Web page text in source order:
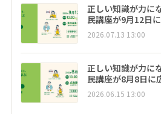
正しい知識が力
民講座が9月12日
2026.07.13 13:00
正しい知識が力
民講座が8月8日に
2026.06.15 13:00